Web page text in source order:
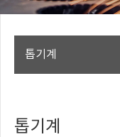
톱기계
톱기계